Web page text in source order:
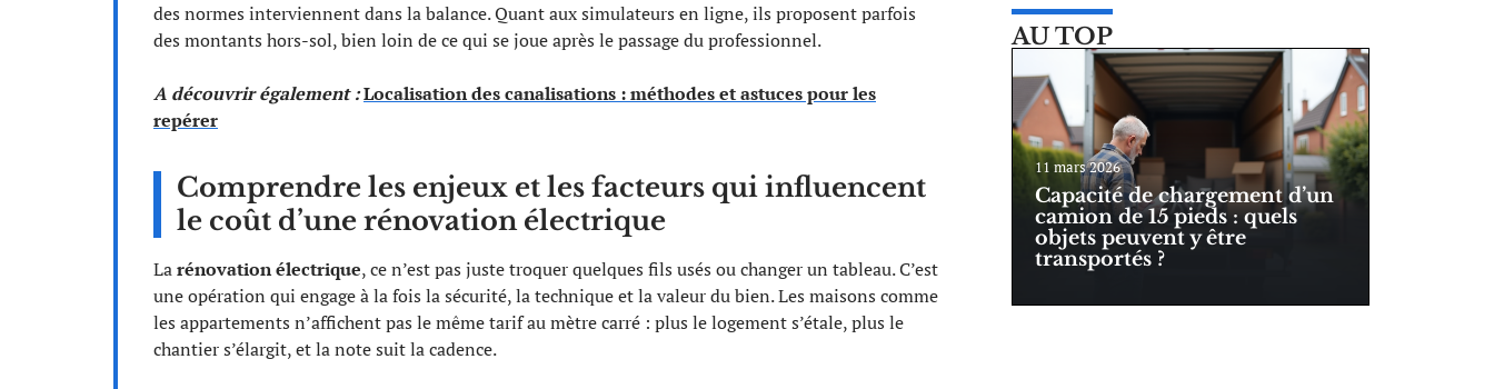
des normes interviennent dans la balance. Quant aux simulateurs en ligne, ils proposent parfois
des montants hors-sol, bien loin de ce qui se joue après le passage du professionnel.
A découvrir également :Localisation des canalisations : méthodes et astuces pour les
repérer
Comprendre les enjeux et les facteurs qui influencent
le coût d’une rénovation électrique
Larénovation électrique, ce n’est pas juste troquer quelques fils usés ou changer un tableau. C’est
une opération qui engage à la fois la sécurité, la technique et la valeur du bien. Les maisons comme
les appartements n’affichent pas le même tarif au mètre carré : plus le logement s’étale, plus le
chantier s’élargit, et la note suit la cadence.
AU TOP
11 mars 2026
Capacité de chargement d’un
camion de 15 pieds : quels
objets peuvent y être
transportés ?